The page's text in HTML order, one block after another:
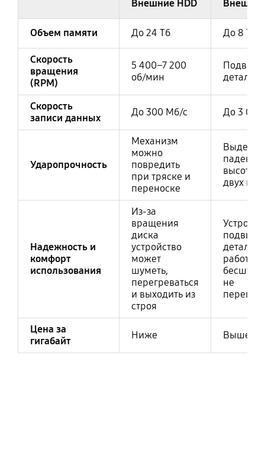
Внешние HDD
Объем памяти До 24 Тб До 8 Тб
Скорость
вращения
(RPM)
5 400–7 200
об/мин
деталей
Скорость
записи данных
До 300 Мб/с До 3
Ударопрочность
Механизм
можно
повредить
при тряске и
переноске
падение
высоты
двух
Надежность и
комфорт
использования
Из-за
вращения
диска
устройство
может
шуметь,
перегреваться
и выходить из
строя
деталей
работает
не
Цена за
гигабайт
Ниже Выше